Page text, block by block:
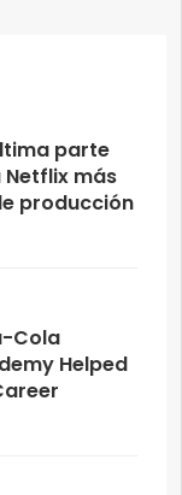
parte
más
producción
Cola
Helped